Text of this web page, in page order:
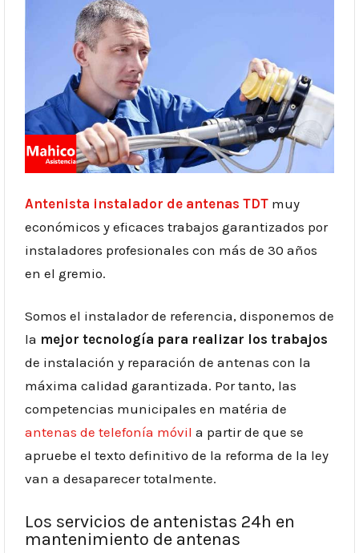
Antenista instalador de antenas TDT muy
económicos y eficaces trabajos garantizados por
instaladores profesionales con más de 30 años
en el gremio.
Somos el instalador de referencia, disponemos de
la mejor tecnología para realizar los trabajos
de instalación y reparación de antenas con la
máxima calidad garantizada. Por tanto, las
competencias municipales en matéria de
antenas de telefonía móvil a partir de que se
apruebe el texto definitivo de la reforma de la ley
van a desaparecer totalmente.
Los servicios de antenistas 24h en
mantenimiento de antenas